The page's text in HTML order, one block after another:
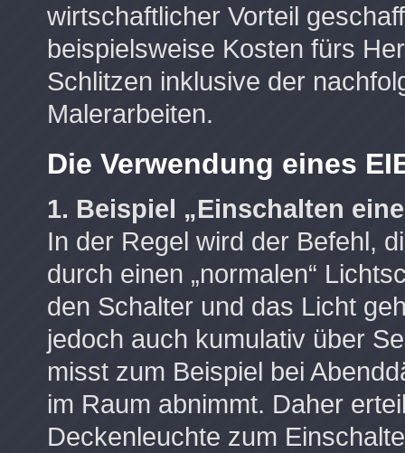
wirtschaftlicher Vorteil
beispielsweise Kosten fürs
Schlitzen inklusive der
Malerarbeiten.
Die Verwendung eines
1. Beispiel „Einschalten
In der Regel wird der Befehl,
durch einen „normalen“
den Schalter und das Licht
jedoch auch kumulativ über
misst zum Beispiel bei
im Raum abnimmt. Daher
Deckenleuchte zum